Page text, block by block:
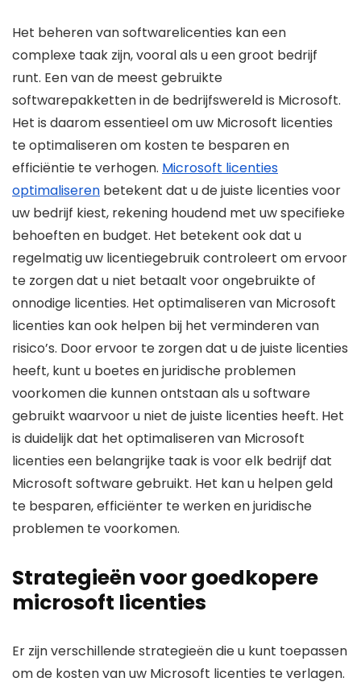
Het beheren van softwarelicenties kan een
complexe taak zijn, vooral als u een groot bedrijf
runt. Een van de meest gebruikte
softwarepakketten in de bedrijfswereld is Microsoft.
Het is daarom essentieel om uw Microsoft licenties
te optimaliseren om kosten te besparen en
efficiëntie te verhogen. Microsoft licenties
optimaliseren betekent dat u de juiste licenties voor
uw bedrijf kiest, rekening houdend met uw specifieke
behoeften en budget. Het betekent ook dat u
regelmatig uw licentiegebruik controleert om ervoor
te zorgen dat u niet betaalt voor ongebruikte of
onnodige licenties. Het optimaliseren van Microsoft
licenties kan ook helpen bij het verminderen van
risico’s. Door ervoor te zorgen dat u de juiste licenties
heeft, kunt u boetes en juridische problemen
voorkomen die kunnen ontstaan als u software
gebruikt waarvoor u niet de juiste licenties heeft. Het
is duidelijk dat het optimaliseren van Microsoft
licenties een belangrijke taak is voor elk bedrijf dat
Microsoft software gebruikt. Het kan u helpen geld
te besparen, efficiënter te werken en juridische
problemen te voorkomen.
Strategieën voor goedkopere
microsoft licenties
Er zijn verschillende strategieën die u kunt toepassen
om de kosten van uw Microsoft licenties te verlagen.